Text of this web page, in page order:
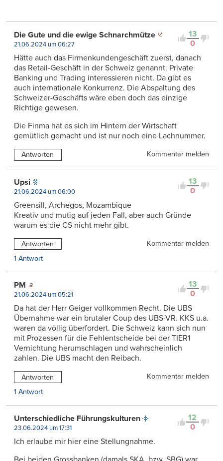
13
0
Die Gute und die ewige Schnarchmütze
21.06.2024 um 06:27
Hätte auch das Firmenkundengeschäft zuerst, danach
das Retail-Geschäft in der Schweiz genannt. Private
Banking und Trading interessieren nicht. Da gibt es
auch internationale Konkurrenz. Die Abspaltung des
Schweizer-Geschäfts wäre eben doch das einzige
Richtige gewesen.
Die Finma hat es sich im Hintern der Wirtschaft
gemütlich gemacht und ist nur noch eine Lachnummer.
Antworten Kommentar melden
13
0
Upsi
21.06.2024 um 06:00
Greensill, Archegos, Mozambique
Kreativ und mutig auf jeden Fall, aber auch Gründe
warum es die CS nicht mehr gibt.
Antworten
Kommentar melden
1 Antwort
13
0
PM
21.06.2024 um 05:21
Da hat der Herr Geiger vollkommen Recht. Die UBS
Übernahme war ein brutaler Coup des UBS-VR. KKS u.a.
waren da völlig überfordert. Die Schweiz kann sich nun
mit Prozessen für die Fehlentscheide bei der TIER1
Vernichtung herumschlagen und wahrscheinlich
zahlen. Die UBS macht den Reibach.
Antworten
Kommentar melden
1 Antwort
12
0
Unterschiedliche Führungskulturen
23.06.2024 um 17:31
Ich erlaube mir hier eine Stellungnahme.